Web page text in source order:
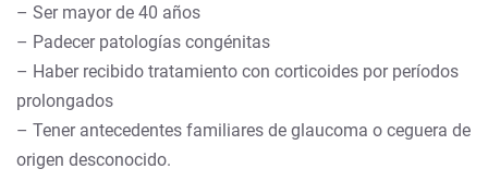
– Ser mayor de 40 años
– Padecer patologías congénitas
– Haber recibido tratamiento con corticoides por períodos
prolongados
– Tener antecedentes familiares de glaucoma o ceguera de
origen desconocido.